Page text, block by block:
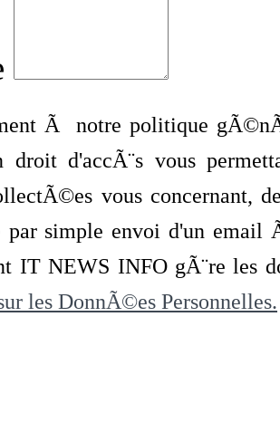
Ã notre politique
droit d'accÃ¨s vous
vous concernant,
par simple envoi d'un
IT NEWS INFO gÃ¨re les
les DonnÃ©es Personnelles.